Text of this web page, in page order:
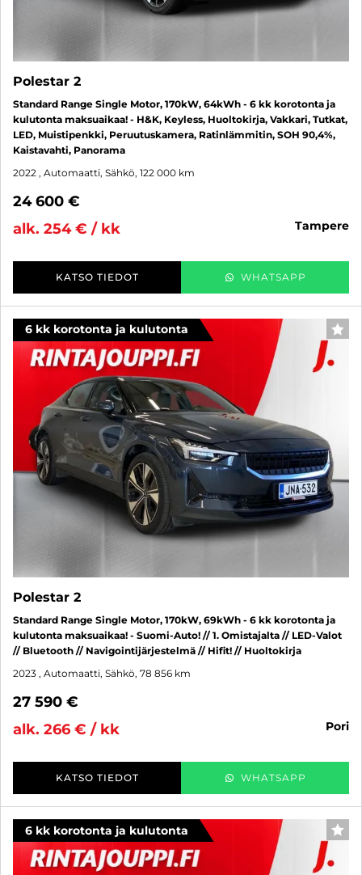
Polestar 2
Standard Range Single Motor, 170kW, 64kWh - 6 kk korotonta ja
kulutonta maksuaikaa! - H&K, Keyless, Huoltokirja, Vakkari, Tutkat,
LED, Muistipenkki, Peruutuskamera, Ratinlämmitin, SOH 90,4%,
Kaistavahti, Panorama
2022 , Automaatti, Sähkö, 122 000 km
24 600 €
alk. 254 € / kk
tampere
KATSO TIEDOT WHATSAPP
6 kk korotonta ja kulutonta
Polestar 2
Standard Range Single Motor, 170kW, 69kWh - 6 kk korotonta ja
kulutonta maksuaikaa! - Suomi-Auto! // 1. Omistajalta // LED-Valot
// Bluetooth // Navigointijärjestelmä // Hifit! // Huoltokirja
2023 , Automaatti, Sähkö, 78 856 km
27 590 €
alk. 266 € / kk
pori
KATSO TIEDOT WHATSAPP
6 kk korotonta ja kulutonta